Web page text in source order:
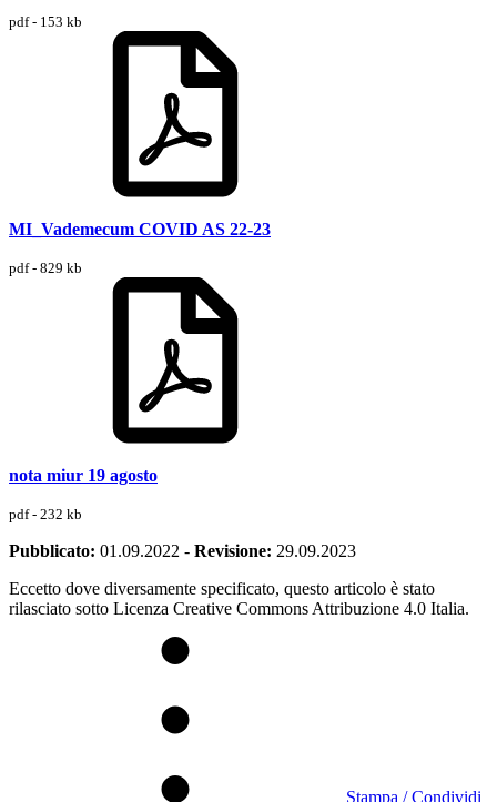
pdf - 153 kb
MI_Vademecum COVID AS 22-23
pdf - 829 kb
nota miur 19 agosto
pdf - 232 kb
Pubblicato: 01.09.2022 - Revisione: 29.09.2023
Eccetto dove diversamente specificato, questo articolo è stato
rilasciato sotto Licenza Creative Commons Attribuzione 4.0 Italia.
Stampa / Condividi